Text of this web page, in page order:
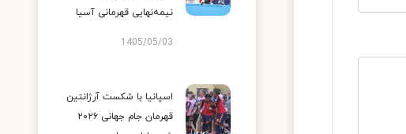
نیمه‌نهایی قهرمانی آسیا
1405/05/03
اسپانیا با شکست آرژانتین
قهرمان جام جهانی ۲۰۲۶